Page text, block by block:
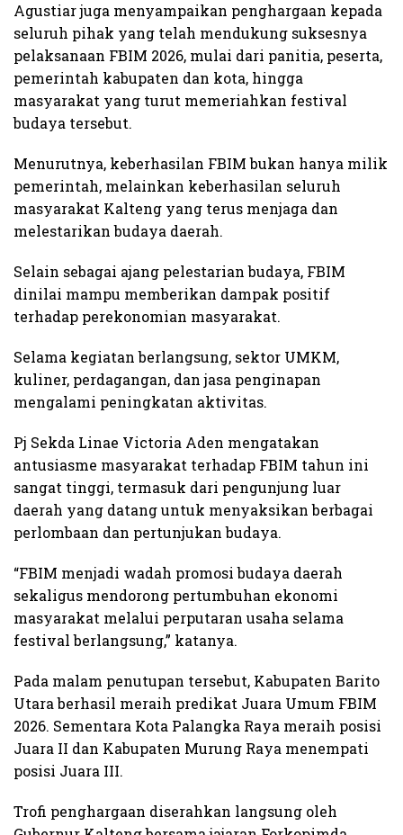
Agustiar juga menyampaikan penghargaan kepada
seluruh pihak yang telah mendukung suksesnya
pelaksanaan FBIM 2026, mulai dari panitia, peserta,
pemerintah kabupaten dan kota, hingga
masyarakat yang turut memeriahkan festival
budaya tersebut.
Menurutnya, keberhasilan FBIM bukan hanya milik
pemerintah, melainkan keberhasilan seluruh
masyarakat Kalteng yang terus menjaga dan
melestarikan budaya daerah.
Selain sebagai ajang pelestarian budaya, FBIM
dinilai mampu memberikan dampak positif
terhadap perekonomian masyarakat.
Selama kegiatan berlangsung, sektor UMKM,
kuliner, perdagangan, dan jasa penginapan
mengalami peningkatan aktivitas.
Pj Sekda Linae Victoria Aden mengatakan
antusiasme masyarakat terhadap FBIM tahun ini
sangat tinggi, termasuk dari pengunjung luar
daerah yang datang untuk menyaksikan berbagai
perlombaan dan pertunjukan budaya.
“FBIM menjadi wadah promosi budaya daerah
sekaligus mendorong pertumbuhan ekonomi
masyarakat melalui perputaran usaha selama
festival berlangsung,” katanya.
Pada malam penutupan tersebut, Kabupaten Barito
Utara berhasil meraih predikat Juara Umum FBIM
2026. Sementara Kota Palangka Raya meraih posisi
Juara II dan Kabupaten Murung Raya menempati
posisi Juara III.
Trofi penghargaan diserahkan langsung oleh